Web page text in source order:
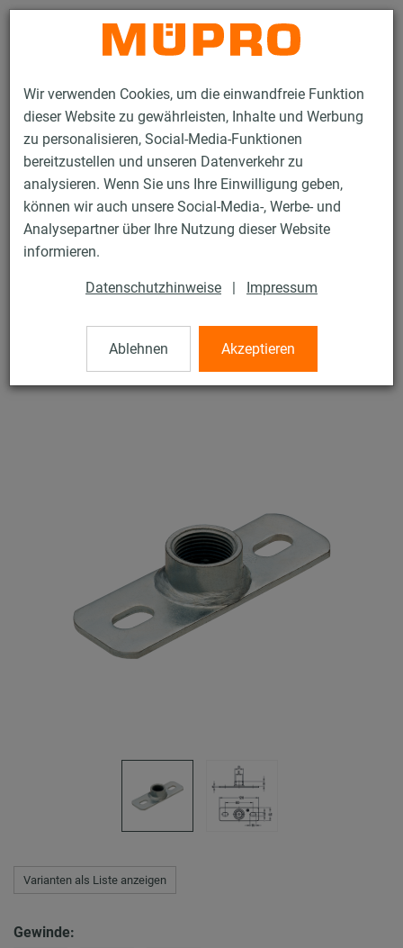
Wir verwenden Cookies, um die einwandfreie Funktion
dieser Website zu gewährleisten, Inhalte und Werbung
zu personalisieren, Social-Media-Funktionen
bereitzustellen und unseren Datenverkehr zu
analysieren. Wenn Sie uns Ihre Einwilligung geben,
können wir auch unsere Social-Media-, Werbe- und
Analysepartner über Ihre Nutzung dieser Website
informieren.
Datenschutzhinweise | Impressum
Ablehnen Akzeptieren
Kontakt
Produkte Befestigungstechnik
Edelstahlprodukte
Edelstahl-Montageteile
Grundplatten mit Muffe
Grundplatten mit Muffe
V4A Grundplatte Größe 2 mit aufgeschweißter Muffe 3/4"
Varianten als Liste anzeigen
Gewinde: